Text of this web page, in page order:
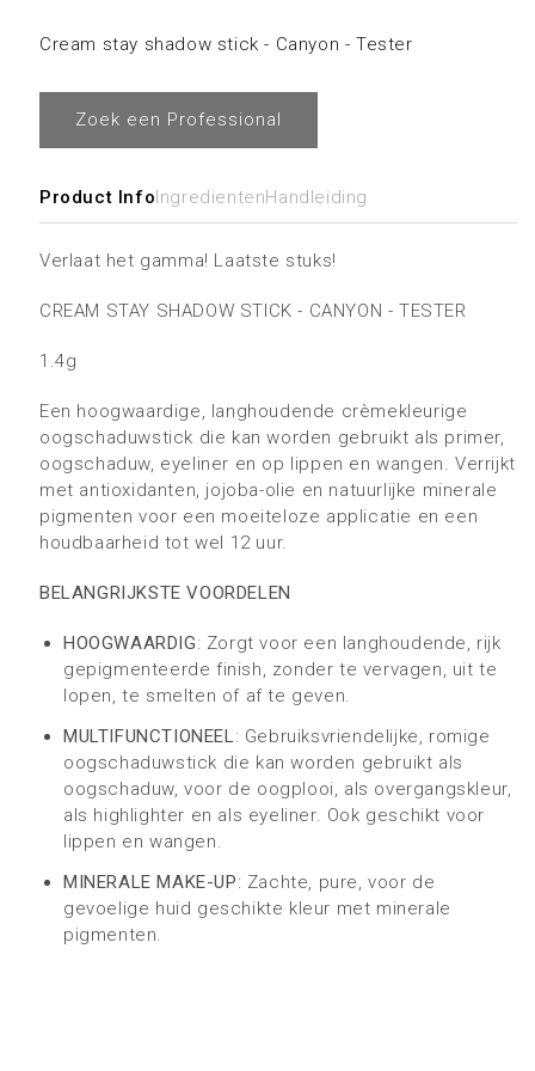
modaal
Cream stay shadow stick - Canyon - Tester
Zoek een Professional
Product InfoIngredientenHandleiding
Verlaat het gamma! Laatste stuks!
CREAM STAY SHADOW STICK - CANYON - TESTER
1.4g
Een hoogwaardige, langhoudende crèmekleurige
oogschaduwstick die kan worden gebruikt als primer,
oogschaduw, eyeliner en op lippen en wangen. Verrijkt
met antioxidanten, jojoba-olie en natuurlijke minerale
pigmenten voor een moeiteloze applicatie en een
houdbaarheid tot wel 12 uur.
BELANGRIJKSTE VOORDELEN
HOOGWAARDIG: Zorgt voor een langhoudende, rijk
gepigmenteerde finish, zonder te vervagen, uit te
lopen, te smelten of af te geven.
MULTIFUNCTIONEEL : Gebruiksvriendelijke, romige
oogschaduwstick die kan worden gebruikt als
oogschaduw, voor de oogplooi, als overgangskleur,
als highlighter en als eyeliner. Ook geschikt voor
lippen en wangen.
MINERALE MAKE-UP: Zachte, pure, voor de
gevoelige huid geschikte kleur met minerale
pigmenten.